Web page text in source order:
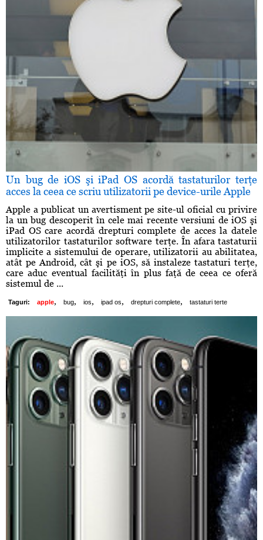
Un bug de iOS şi iPad OS acordă tastaturilor terţe
acces la ceea ce scriu utilizatorii pe device-urile Apple
Apple a publicat un avertisment pe site-ul oficial cu privire
la un bug descoperit în cele mai recente versiuni de iOS şi
iPad OS care acordă drepturi complete de acces la datele
utilizatorilor tastaturilor software terţe. În afara tastaturii
implicite a sistemului de operare, utilizatorii au abilitatea,
atât pe Android, cât şi pe iOS, să instaleze tastaturi terţe,
care aduc eventual facilităţi în plus faţă de ceea ce oferă
sistemul de ...
Taguri: apple, bug, ios, ipad os, drepturi complete, tastaturi terte